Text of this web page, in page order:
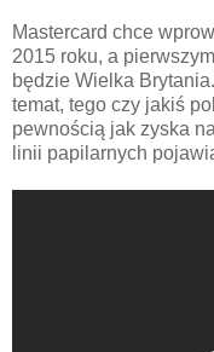
Mastercard chce
2015 roku, a
będzie Wielka
temat, tego czy jakiś
pewnością jak zyska
linii papilarnych